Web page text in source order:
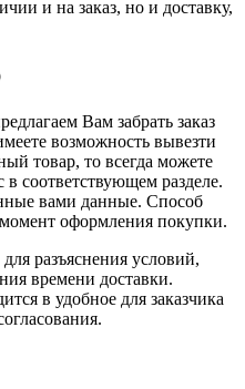
и на заказ, но и доставку,
Вам забрать заказ
возможность вывезти
товар, то всегда можете
в соответствующем разделе.
вами данные. Способ
оформления покупки.
разъяснения условий,
времени доставки.
в удобное для заказчика